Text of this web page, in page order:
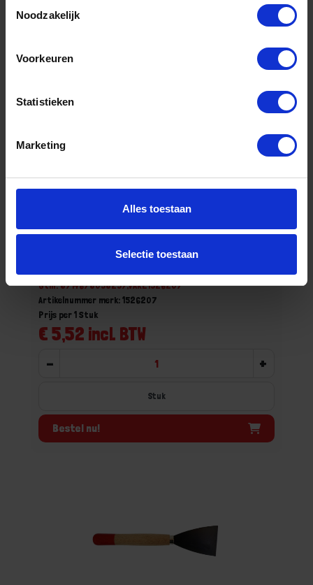
Noodzakelijk
Voorkeuren
Statistieken
Marketing
Alles toestaan
Selectie toestaan
KELFORT Afsteekmes 7CM
Gtin: 8714678058257,VAKE1526207
Artikelnummer merk: 1526207
€ 5,52 incl. BTW
Prijs per 1 Stuk
- +
Stuk
Bestel nu!